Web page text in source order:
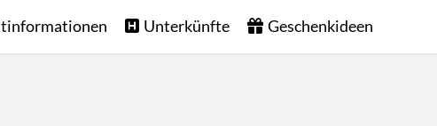
Unterkünfte Geschenkideen